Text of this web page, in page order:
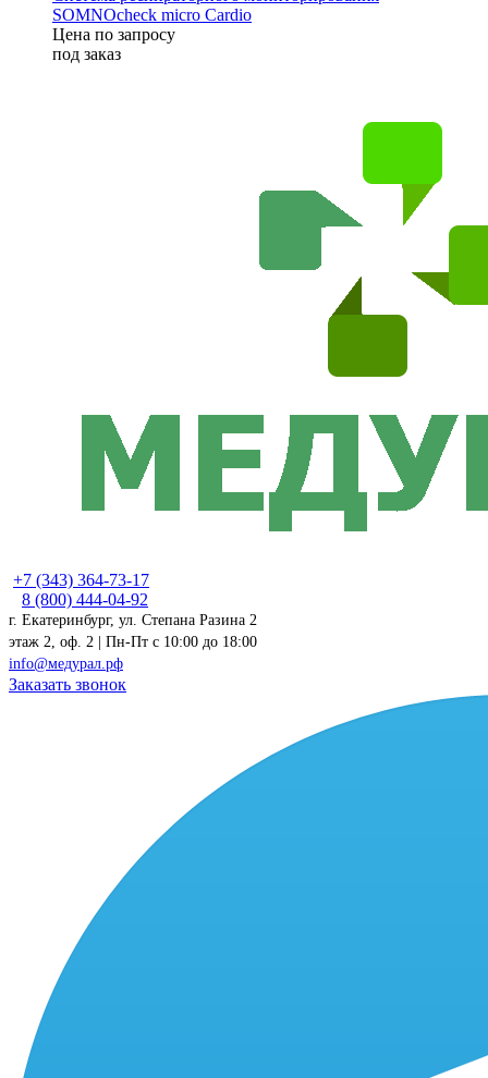
SOMNOcheck micro Cardio
Цена по запросу
под заказ
+7 (343) 364-73-17
8 (800) 444-04-92
г. Екатеринбург, ул. Степана Разина 2
этаж 2, оф. 2 | Пн-Пт c 10:00 до 18:00
info@медурал.рф
Заказать звонок